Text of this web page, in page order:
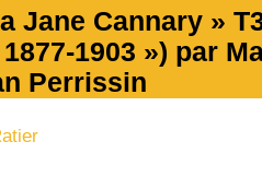
Jane Cannary »
1903 ») par
Perrissin